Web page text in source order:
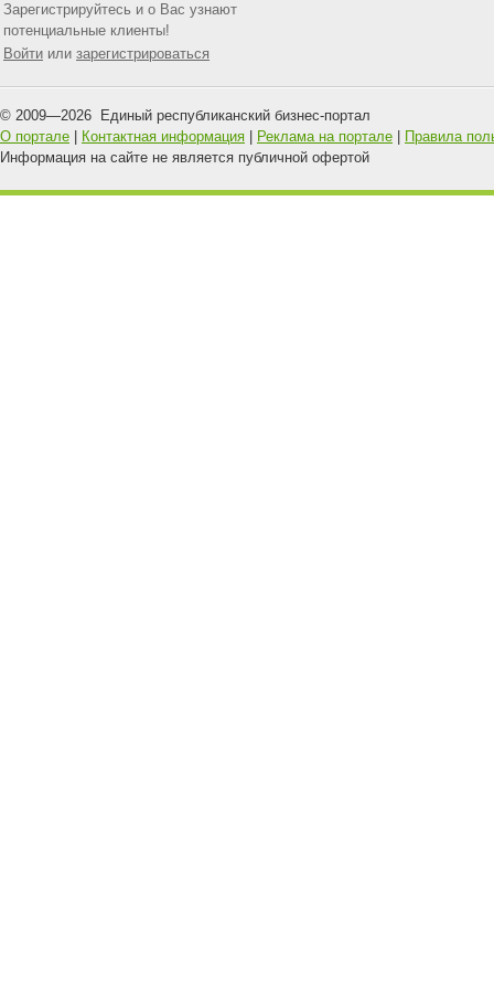
Зарегистрируйтесь и о Вас узнают
потенциальные клиенты!
Войти или зарегистрироваться
© 2009—2026 Единый республиканский бизнес-портал
О портале
Контактная информация Реклама на портале
Правила
Информация на сайте не является публичной офертой